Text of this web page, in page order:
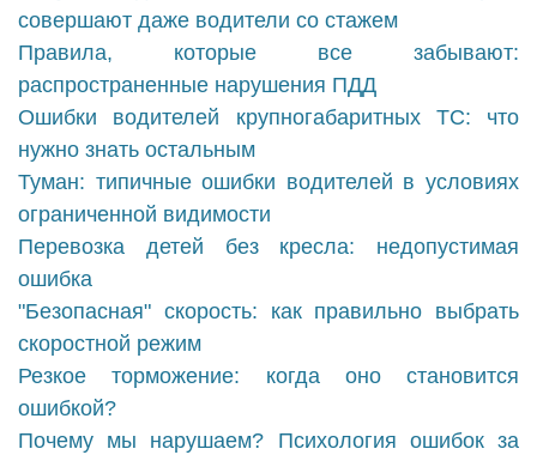
совершают даже водители со стажем
Правила, которые все забывают:
распространенные нарушения ПДД
Ошибки водителей крупногабаритных ТС: что
нужно знать остальным
Туман: типичные ошибки водителей в условиях
ограниченной видимости
Перевозка детей без кресла: недопустимая
ошибка
"Безопасная" скорость: как правильно выбрать
скоростной режим
Резкое торможение: когда оно становится
ошибкой?
Почему мы нарушаем? Психология ошибок за